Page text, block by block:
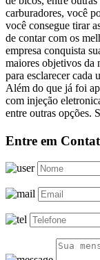
carburadores, você
você consegue tirar
de contar com os
empresa conquista
maiores objetivos da
para esclarecer cada
Além do que já foi
com injeção
entre outras opções.
Entre em